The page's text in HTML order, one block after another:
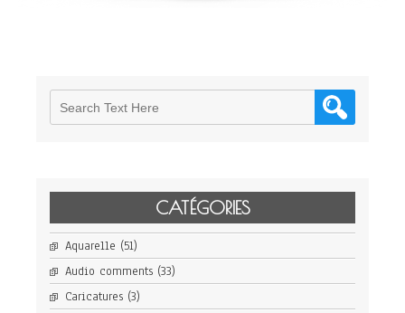
CATÉGORIES
Aquarelle (51)
Audio comments (33)
Caricatures (3)